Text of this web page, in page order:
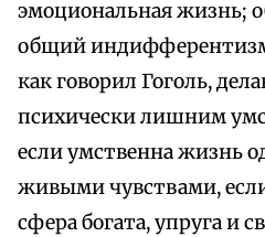
эмоциональная жизнь;
общий
как говорил Гоголь,
психически лишним
если умственна жизнь
живыми чувствами,
сфера богата, упруга и